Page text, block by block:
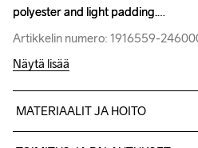
polyester and light padding.
Artikkelin numero: 1916559-
polyester and light padding.
Artikkelin numero: 1916559-
Näytä lisää
MATERIAALIT JA HOITO